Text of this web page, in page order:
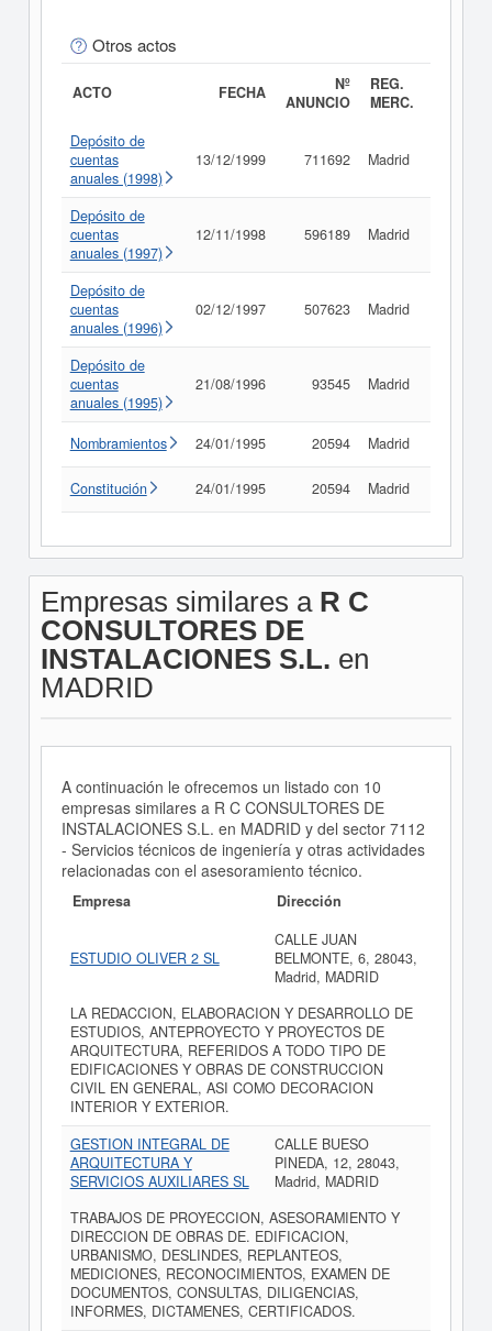
Otros actos
ACTO FECHA
Nº
ANUNCIO
REG.
MERC.
Depósito de
cuentas
anuales (1998)
13/12/1999 711692 Madrid
Depósito de
cuentas
anuales (1997)
12/11/1998 596189 Madrid
Depósito de
cuentas
anuales (1996)
02/12/1997 507623 Madrid
Depósito de
cuentas
anuales (1995)
21/08/1996 93545 Madrid
Nombramientos 24/01/1995 20594 Madrid
Constitución 24/01/1995 20594 Madrid
Empresas similares a R C
CONSULTORES DE
INSTALACIONES S.L. en
MADRID
A continuación le ofrecemos un listado con 10
empresas similares a R C CONSULTORES DE
INSTALACIONES S.L. en MADRID y del sector 7112
- Servicios técnicos de ingeniería y otras actividades
relacionadas con el asesoramiento técnico.
Empresa Dirección
ESTUDIO OLIVER 2 SL
CALLE JUAN
BELMONTE, 6, 28043,
Madrid, MADRID
LA REDACCION, ELABORACION Y DESARROLLO DE
ESTUDIOS, ANTEPROYECTO Y PROYECTOS DE
ARQUITECTURA, REFERIDOS A TODO TIPO DE
EDIFICACIONES Y OBRAS DE CONSTRUCCION
CIVIL EN GENERAL, ASI COMO DECORACION
INTERIOR Y EXTERIOR.
GESTION INTEGRAL DE
ARQUITECTURA Y
SERVICIOS AUXILIARES SL
CALLE BUESO
PINEDA, 12, 28043,
Madrid, MADRID
TRABAJOS DE PROYECCION, ASESORAMIENTO Y
DIRECCION DE OBRAS DE. EDIFICACION,
URBANISMO, DESLINDES, REPLANTEOS,
MEDICIONES, RECONOCIMIENTOS, EXAMEN DE
DOCUMENTOS, CONSULTAS, DILIGENCIAS,
INFORMES, DICTAMENES, CERTIFICADOS.